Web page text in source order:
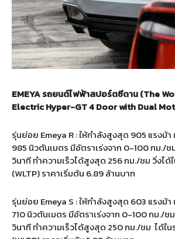
EMEYA รถยนต์ไฟฟ้าสปอร์ตซีดาน (The
Electric Hyper-GT 4 Door with Dual
รุ่นย่อย Emeya R : ให้กำลังสูงสุด 905 แรง
985 นิวตันเมตร มีอัตราเร่งจาก 0-100 กม./ชม
วินาที ทำความเร็วได้สูงสุด 256 กม./ชม วิ่งได้
(WLTP) ราคาเริ่มต้น 6.89 ล้านบาท
รุ่นย่อย Emeya S : ให้กำลังสูงสุด 603 แรงม้
710 นิวตันเมตร มีอัตราเร่งจาก 0-100 กม./ชม.
วินาที ทำความเร็วได้สูงสุด 250 กม./ชม ได้ใน